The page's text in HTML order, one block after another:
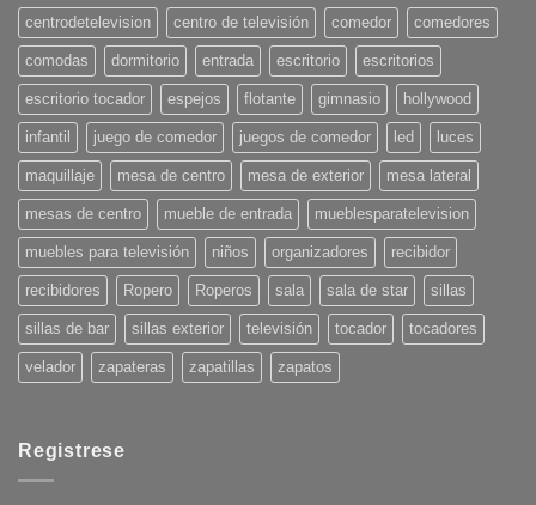
para
el
Verano
2025:
¡Pon
tu
casa
en
onda!
centrodetelevision centro de televisión comedor comedores
comodas dormitorio entrada escritorio escritorios
escritorio tocador espejos flotante gimnasio hollywood
infantil juego de comedor juegos de comedor led luces
maquillaje mesa de centro mesa de exterior mesa lateral
mesas de centro mueble de entrada mueblesparatelevision
muebles para televisión niños organizadores recibidor
recibidores Ropero Roperos sala sala de star sillas
sillas de bar sillas exterior televisión tocador tocadores
velador zapateras zapatillas zapatos
Registrese